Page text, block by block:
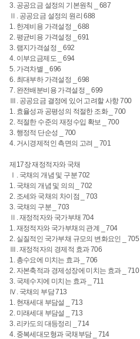
3. 공공요금 설정의 기본원칙 _ 687
Ⅱ. 공공요금 설정의 원리 688
1. 한계비용 가격설정 _ 688
2. 평균비용 가격설정 _ 691
3. 램지가격설정 _ 692
4. 이부요금제도 _ 694
5. 가격차별 _ 696
6. 최대부하 가격설정 _ 698
7. 완전배분비용 가격설정 _ 699
Ⅲ. 공공요금 결정에 있어 고려할 사항 700
1. 효율성과 공평성의 적절한 조화 _ 700
2. 적절한 수준의 재정수입 확보 _ 700
3. 행정적 단순성 _ 700
4. 거시경제적인 측면의 고려 _ 701
제17장 재정적자와 국채
Ⅰ. 국채의 개념 및 구분 702
1. 국채의 개념 및 의의 _ 702
2. 조세와 국채의 차이점 _ 703
3. 국채의 구분 _ 703
Ⅱ. 재정적자와 국가부채 704
1. 재정적자와 국가부채의 관계 _ 704
2. 실질적인 국가부채 규모의 변화요인 _ 705
Ⅲ. 재정적자의 경제적 효과 706
1. 총수요에 미치는 효과 _ 706
2. 자본축적과 경제성장에 미치는 효과 _ 710
3. 국제수지에 미치는 효과 _ 711
Ⅳ. 국채의 부담 713
1. 현재세대 부담설 _ 713
2. 미래세대 부담설 _ 713
3. 리카도의 대등정리 _ 714
4. 중복세대모형과 국채부담 _ 714